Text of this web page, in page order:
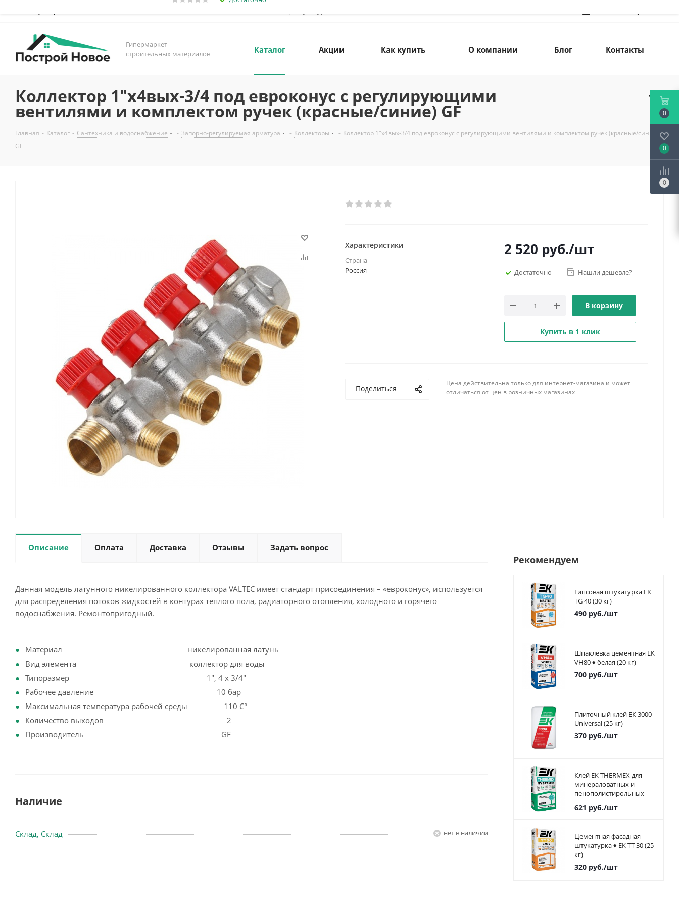
Гипермаркет
строительных материалов
Каталог Акции Как купить О компании Блог Контакты
Коллектор 1"х4вых-3/4 под евроконус с регулирующими
вентилями и комплектом ручек (красные/синие) GF
Главная - Каталог - Сантехника и водоснабжение - Запорно-регулируемая арматура - Коллекторы - Коллектор 1"х4вых-3/4 под евроконус с регулирующими вентилями и комплектом ручек (красные/синие)
GF
Характеристики
Страна
Россия
2 520 руб./шт
Достаточно Нашли дешевле?
В корзину
Купить в 1 клик
Поделиться
Цена действительна только для интернет-магазина и может
отличаться от цен в розничных магазинах
Описание Оплата Доставка Отзывы Задать вопрос
Данная модель латунного никелированного коллектора VALTEC имеет стандарт присоединения – «евроконус», используется
для распределения потоков жидкостей в контурах теплого пола, радиаторного отопления, холодного и горячего
водоснабжения. Ремонтопригодный.
Материал никелированная латунь
Вид элемента коллектор для воды
Типоразмер 1", 4 x 3/4"
Рабочее давление 10 бар
Максимальная температура рабочей среды 110 С°
Количество выходов 2
Производитель GF
Наличие
Склад, Склад Нет в наличии
Рекомендуем
Гипсовая штукатурка ЕК
TG 40 (30 кг)
490руб./шт
Шпаклевка цементная ЕК
VH80 ♦ белая (20 кг)
700руб./шт
Плиточный клей ЕК 3000
Universal (25 кг)
370руб./шт
Клей ЕК THERMEX для
минераловатных и
пенополистирольных
плит 25 кг
621 руб./шт
Цементная фасадная
штукатурка ♦ ЕК ТТ 30 (25
кг)
320руб./шт
0
0
0